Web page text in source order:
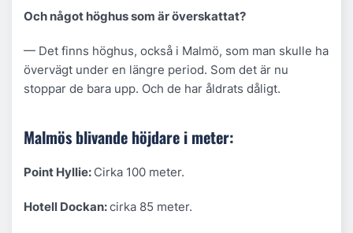
Och något höghus som är överskattat?
— Det finns höghus, också i Malmö, som man skulle ha
övervägt under en längre period. Som det är nu
stoppar de bara upp. Och de har åldrats dåligt.
Malmös blivande höjdare i meter:
Point Hyllie: Cirka 100 meter.
Hotell Dockan:cirka 85 meter.